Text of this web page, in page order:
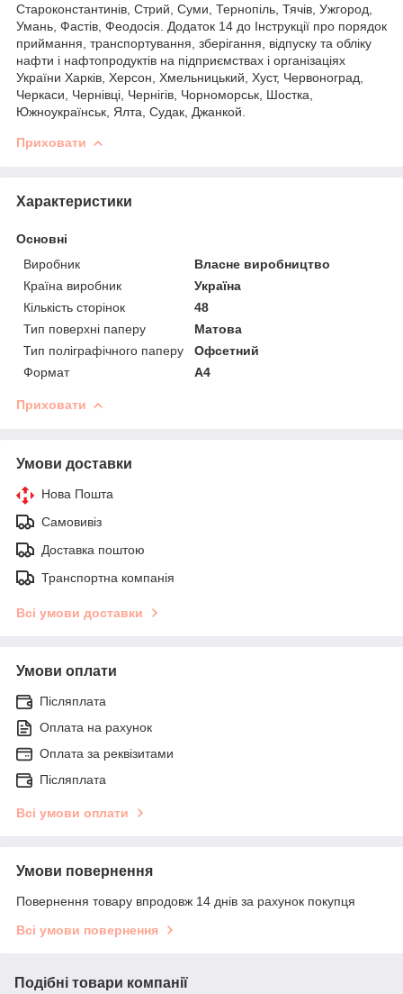
Староконстантинів, Стрий, Суми, Тернопіль, Тячів, Ужгород,
Умань, Фастів, Феодосія. Додаток 14 до Інструкції про порядок
приймання, транспортування, зберігання, відпуску та обліку
нафти і нафтопродуктів на підприємствах і організаціях
України Харків, Херсон, Хмельницький, Хуст, Червоноград,
Черкаси, Чернівці, Чернігів, Чорноморськ, Шостка,
Южноукраїнськ, Ялта, Судак, Джанкой.
Приховати
Характеристики
Основні
Виробник
Власне виробництво
Країна виробник
Україна
Кількість сторінок
48
Тип поверхні паперу
Матова
Тип поліграфічного паперу
Офсетний
Формат
A4
Приховати
Умови доставки
Нова Пошта
Самовивіз
Доставка поштою
Транспортна компанія
Всі умови доставки
Умови оплати
Післяплата
Оплата на рахунок
Оплата за реквізитами
Післяплата
Всі умови оплати
Умови повернення
Повернення товару впродовж 14 днів за рахунок покупця
Всі умови повернення
Подібні товари компанії